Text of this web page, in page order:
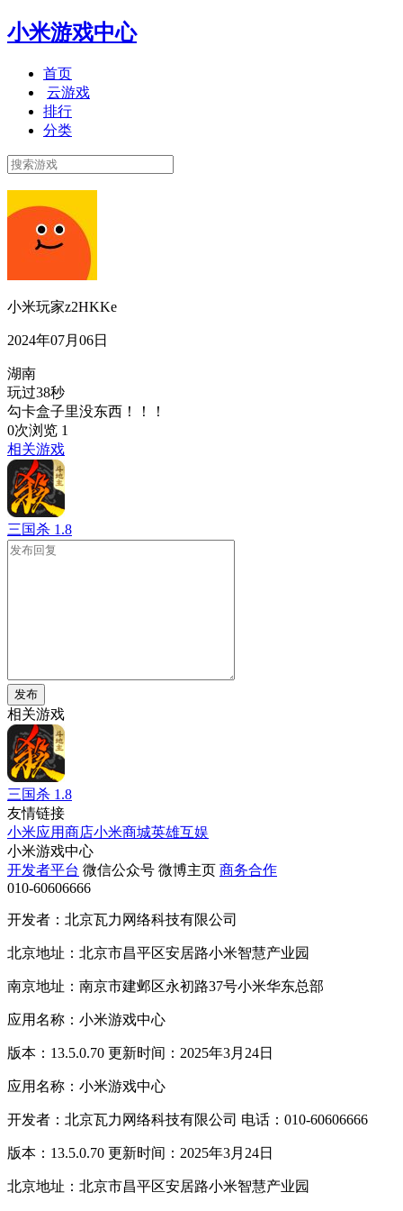
小米游戏中心
首页
云游戏
排行
分类
小米玩家z2HKKe
2024年07月06日
湖南
玩过38秒
勾卡盒子里没东西！！！
0次浏览 1
相关游戏
三国杀 1.8
发布
相关游戏
三国杀 1.8
友情链接
小米应用商店小米商城英雄互娱
小米游戏中心
开发者平台 微信公众号 微博主页 商务合作
010-60606666
开发者：北京瓦力网络科技有限公司
北京地址：北京市昌平区安居路小米智慧产业园
南京地址：南京市建邺区永初路37号小米华东总部
应用名称：小米游戏中心
版本：13.5.0.70 更新时间：2025年3月24日
应用名称：小米游戏中心
开发者：北京瓦力网络科技有限公司 电话：010-60606666
版本：13.5.0.70 更新时间：2025年3月24日
北京地址：北京市昌平区安居路小米智慧产业园